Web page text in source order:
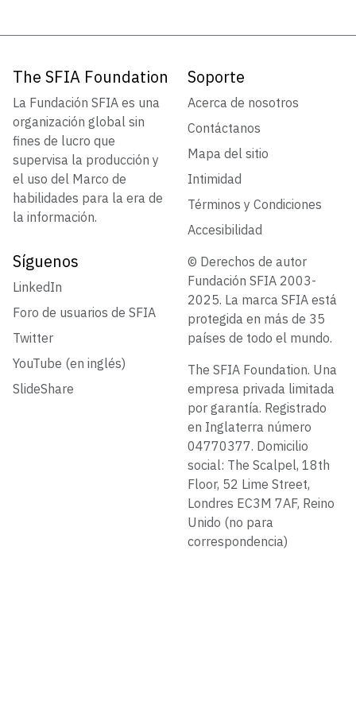
The SFIA Foundation
La Fundación SFIA es una
organización global sin
fines de lucro que
supervisa la producción y
el uso del Marco de
habilidades para la era de
la información.
Soporte
Acerca de nosotros
Contáctanos
Mapa del sitio
Intimidad
Términos y Condiciones
Accesibilidad
Síguenos
LinkedIn
Foro de usuarios de SFIA
Twitter
YouTube (en inglés)
SlideShare
© Derechos de autor
Fundación SFIA 2003-
2025. La marca SFIA está
protegida en más de 35
países de todo el mundo.
The SFIA Foundation. Una
empresa privada limitada
por garantía. Registrado
en Inglaterra número
04770377. Domicilio
social: The Scalpel, 18th
Floor, 52 Lime Street,
Londres EC3M 7AF, Reino
Unido (no para
correspondencia)